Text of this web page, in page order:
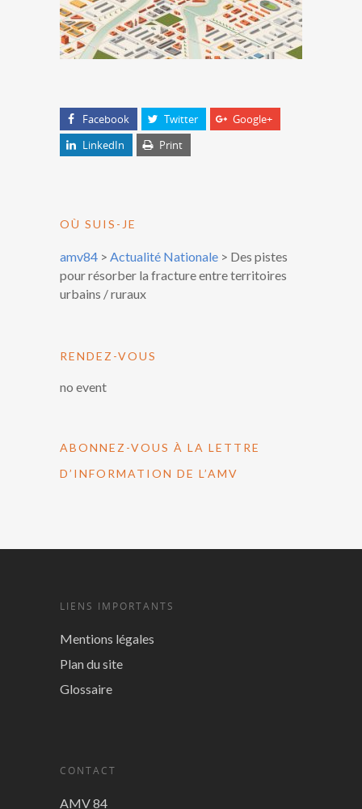
Facebook Twitter
Google+
LinkedIn
Print
OÙ SUIS-JE
amv84 > Actualité Nationale > Des pistes
pour résorber la fracture entre territoires
urbains / ruraux
RENDEZ-VOUS
no event
ABONNEZ-VOUS À LA LETTRE
D’INFORMATION DE L’AMV
LIENS IMPORTANTS
Mentions légales
Plan du site
Glossaire
CONTACT
AMV 84